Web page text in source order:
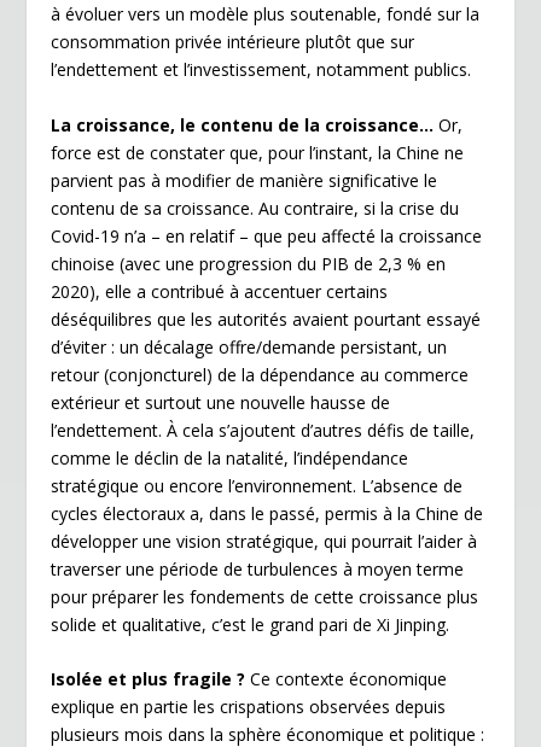
à évoluer vers un modèle plus soutenable, fondé sur la
consommation privée intérieure plutôt que sur
l’endettement et l’investissement, notamment publics.
La croissance, le contenu de la croissance…Or,
force est de constater que, pour l’instant, la Chine ne
parvient pas à modifier de manière significative le
contenu de sa croissance. Au contraire, si la crise du
Covid-19 n’a – en relatif – que peu affecté la croissance
chinoise (avec une progression du PIB de 2,3 % en
2020), elle a contribué à accentuer certains
déséquilibres que les autorités avaient pourtant essayé
d’éviter : un décalage offre/demande persistant, un
retour (conjoncturel) de la dépendance au commerce
extérieur et surtout une nouvelle hausse de
l’endettement. À cela s’ajoutent d’autres défis de taille,
comme le déclin de la natalité, l’indépendance
stratégique ou encore l’environnement. L’absence de
cycles électoraux a, dans le passé, permis à la Chine de
développer une vision stratégique, qui pourrait l’aider à
traverser une période de turbulences à moyen terme
pour préparer les fondements de cette croissance plus
solide et qualitative, c’est le grand pari de Xi Jinping.
Isolée et plus fragile ? Ce contexte économique
explique en partie les crispations observées depuis
plusieurs mois dans la sphère économique et politique :